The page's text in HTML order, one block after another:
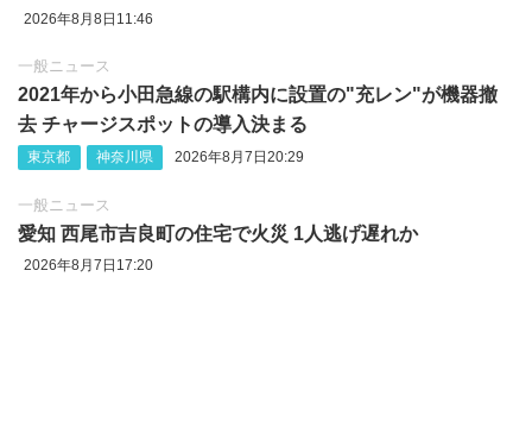
2026年8月8日11:46
一般ニュース
2021年から小田急線の駅構内に設置の"充レン"が機器撤
去 チャージスポットの導入決まる
東京都 神奈川県 2026年8月7日20:29
一般ニュース
愛知 西尾市吉良町の住宅で火災 1人逃げ遅れか
2026年8月7日17:20